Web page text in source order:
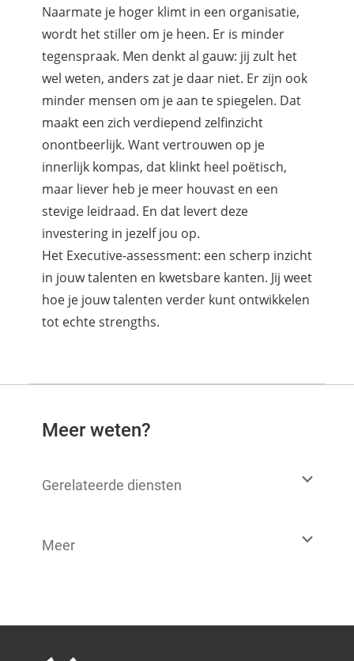
Naarmate je hoger klimt in een organisatie,
wordt het stiller om je heen. Er is minder
tegenspraak. Men denkt al gauw: jij zult het
wel weten, anders zat je daar niet. Er zijn ook
minder mensen om je aan te spiegelen. Dat
maakt een zich verdiepend zelfinzicht
onontbeerlijk. Want vertrouwen op je
innerlijk kompas, dat klinkt heel poëtisch,
maar liever heb je meer houvast en een
stevige leidraad. En dat levert deze
investering in jezelf jou op.
Het Executive-assessment: een scherp inzicht
in jouw talenten en kwetsbare kanten. Jij weet
hoe je jouw talenten verder kunt ontwikkelen
tot echte strengths.
Meer weten?
Gerelateerde diensten
Meer